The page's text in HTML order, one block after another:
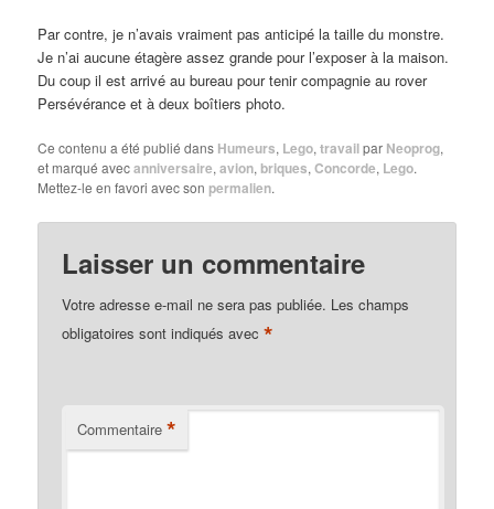
Par contre, je n’avais vraiment pas anticipé la taille du monstre.
Je n’ai aucune étagère assez grande pour l’exposer à la maison.
Du coup il est arrivé au bureau pour tenir compagnie au rover
Persévérance et à deux boîtiers photo.
Ce contenu a été publié dans Humeurs, Lego,travailpar Neoprog,
et marqué avecanniversaire,avion, briques,Concorde, Lego.
Mettez-le en favori avec son permalien.
Laisser un commentaire
Votre adresse e-mail ne sera pas publiée. Les champs
obligatoires sont indiqués avec*
Commentaire *